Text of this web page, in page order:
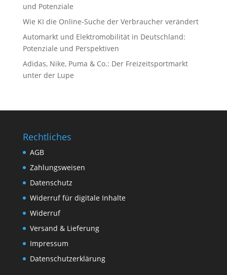
und Potenziale
Wie KI die Online-Suche der Verbraucher verändert
Automarkt und Elektromobilität in Deutschland:
Potenziale und Perspektiven
Adidas, Nike, Puma & Co.: Der Freizeitsportmarkt
unter der Lupe
Rechtliches
AGB
Zahlungsweisen
Datenschutz
Widerruf für digitale Inhalte
Widerruf
Versand & Lieferung
Impressum
Datenschutzerklärung